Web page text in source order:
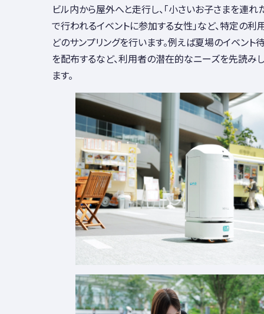
ビル内から屋外へと走行し、「小さいお子さまを連れ
で行われるイベントに参加する女性」など、特定の
どのサンプリングを行います。例えば夏場のイベント
を配布するなど、利用者の潜在的なニーズを先読み
ます。